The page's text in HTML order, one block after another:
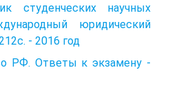
студенческих научных
юридический
- 2016 год
РФ. Ответы к экзамену -